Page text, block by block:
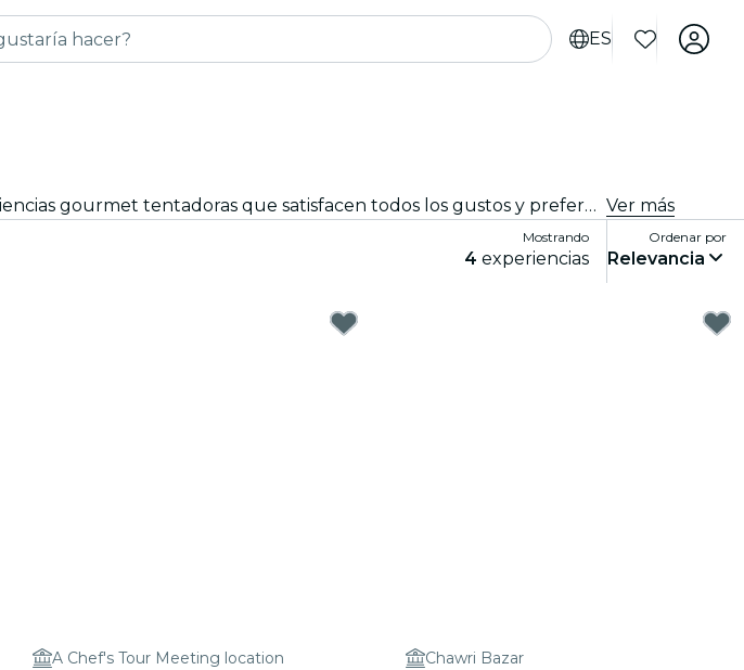
ES
Disfruta de los mejores eventos de comida y bebida en Nueva Delhi. Explora experiencias gourmet tentadoras que satisfacen todos los gustos y preferencias. Ver más
Mostrando
4 experiencias
Ordenar por
Relevancia
A Chef's Tour Meeting location Chawri Bazar